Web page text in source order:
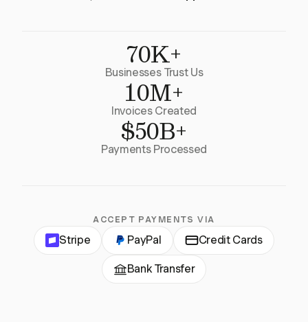
70K+
Businesses Trust Us
10M+
Invoices Created
$50B+
Payments Processed
ACCEPT PAYMENTS VIA
Stripe PayPal Credit Cards
Bank Transfer